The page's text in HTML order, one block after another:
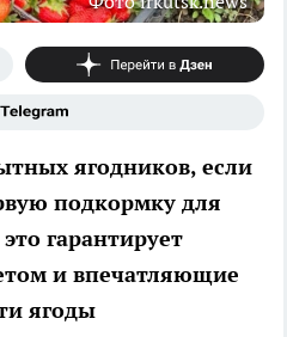
ягодников, если
подкормку для
гарантирует
и впечатляющие
ягоды